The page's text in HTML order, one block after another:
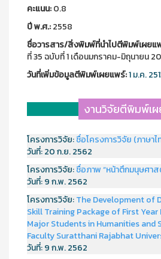
คะแนน:0.8
ปี พ.ศ.:2558
ชื่อวารสาร/สิ่งพิมพ์ที่นำไปตีพิมพ์เผยแ
ที่ 35 ฉบับที่ 1 เดือนมกราคม-มิถุนายน
วันที่เพิ่มข้อมูลตีพิมพ์เผยแพร์:1 ม.ค.
งานวิจัยตีพิมพ์เ
โครงการวิจัย:ชื่อโครงการวิจัย (ภาษาไ
วันที่:20 ก.ย. 2562
โครงการวิจัย:ชื่อภาพ “หน้าตึกมนุษศาส
วันที่:9 ก.พ. 2562
โครงการวิจัย:The Development of
Skill Training Package of First
Major Students in Humanities and
Faculty Suratthani Rajabhat
วันที่:9 ก.พ. 2562